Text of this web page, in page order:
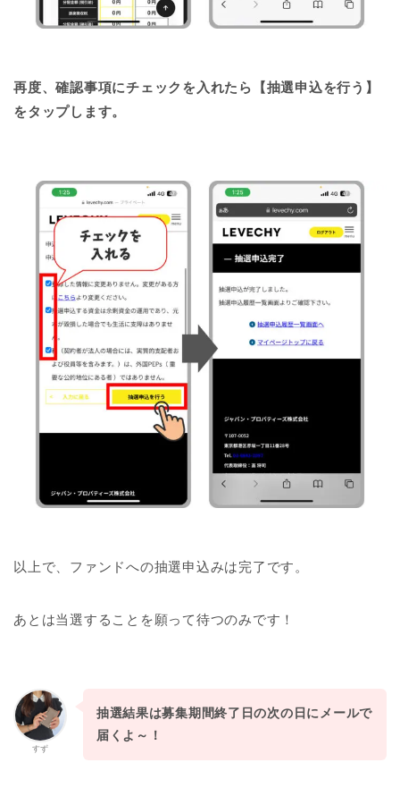
再度、確認事項にチェックを入れたら【抽選申込を行う】
をタップします。
以上で、ファンドへの抽選申込みは完了です。
あとは当選することを願って待つのみです！
すず
抽選結果は募集期間終了日の次の日にメールで
届くよ～！